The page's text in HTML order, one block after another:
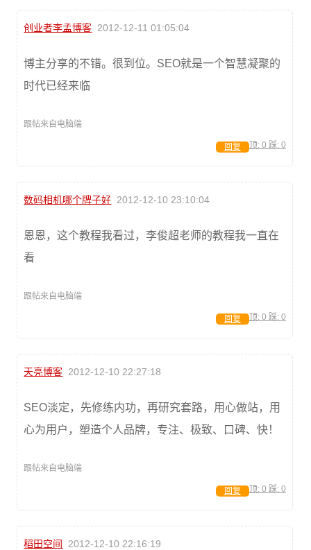
创业者李孟博客 2012-12-11 01:05:04
博主分享的不错。很到位。SEO就是一个智慧凝聚的
时代已经来临
跟帖来自电脑端
顶: 0 踩: 0
回复
数码相机哪个牌子好 2012-12-10 23:10:04
恩恩，这个教程我看过，李俊超老师的教程我一直在
看
跟帖来自电脑端
顶: 0 踩: 0
回复
天亮博客 2012-12-10 22:27:18
SEO淡定，先修练内功，再研究套路，用心做站，用
心为用户，塑造个人品牌，专注、极致、口碑、快！
跟帖来自电脑端
顶: 0 踩: 0
回复
稻田空间 2012-12-10 22:16:19